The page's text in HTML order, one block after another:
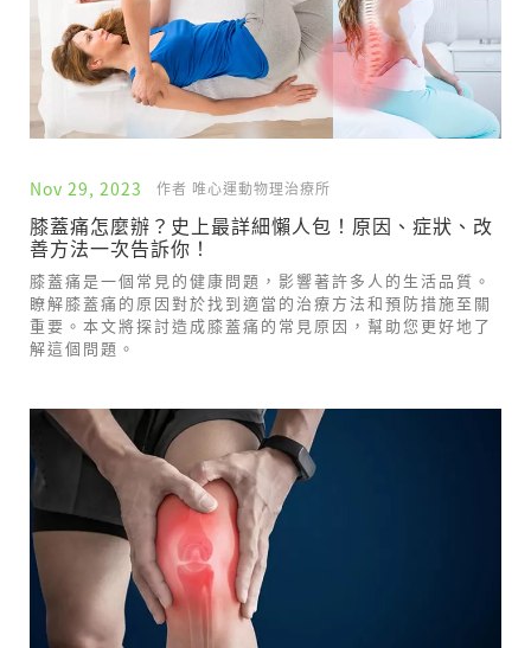
Nov 29, 2023 作者 唯心運動物理治療所
膝蓋痛怎麼辦？史上最詳細懶人包！原因、症狀、改
善方法一次告訴你！
膝蓋痛是一個常見的健康問題，影響著許多人的生活品質。
瞭解膝蓋痛的原因對於找到適當的治療方法和預防措施至關
重要。本文將探討造成膝蓋痛的常見原因，幫助您更好地了
解這個問題。